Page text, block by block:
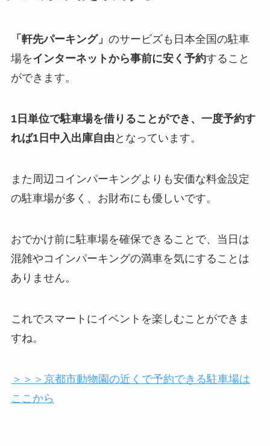
「軒先パーキング」 のサービズも日本全国の駐車
場をインターネットから事前に安く予約すること
ができます。
1日単位で駐車場を借りることができ、一度予約す
れば1日中入出庫自由 となっています。
また周辺コインパーキングよりも安価な料金設定
の駐車場が多く、お財布にも優しいです。
おでかけ前に駐車場を確保できることで、当日は
混雑やコインパーキングの満車を気にすることは
ありません。
これでスマートにイベントを楽しむことができま
すね。
＞＞＞京都市動物園の近くで予約できる駐車場は
ここから